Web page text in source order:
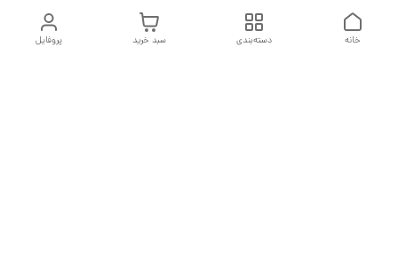
پروفایل سبد خرید دسته‌بندی خانه